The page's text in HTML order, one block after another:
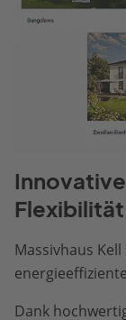
Massivhaus
Dank